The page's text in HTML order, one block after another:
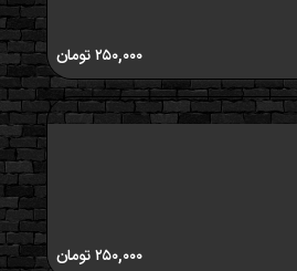
۲۵۰,۰۰۰تومان
۲۵۰,۰۰۰تومان